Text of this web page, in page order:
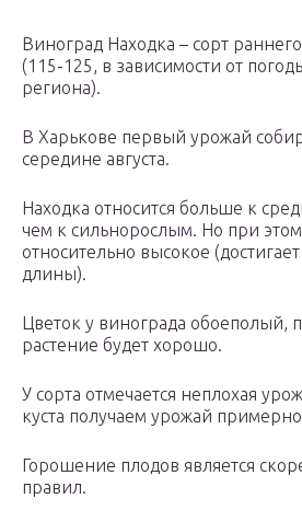
Виноград Находка – сорт
(115-125, в зависимости от
региона).
В Харькове первый урожай
середине августа.
Находка относится больше к
чем к сильнорослым. Но при
относительно высокое
длины).
Цветок у винограда обоеполый,
растение будет хорошо.
У сорта отмечается неплохая
куста получаем урожай
Горошение плодов является
правил.